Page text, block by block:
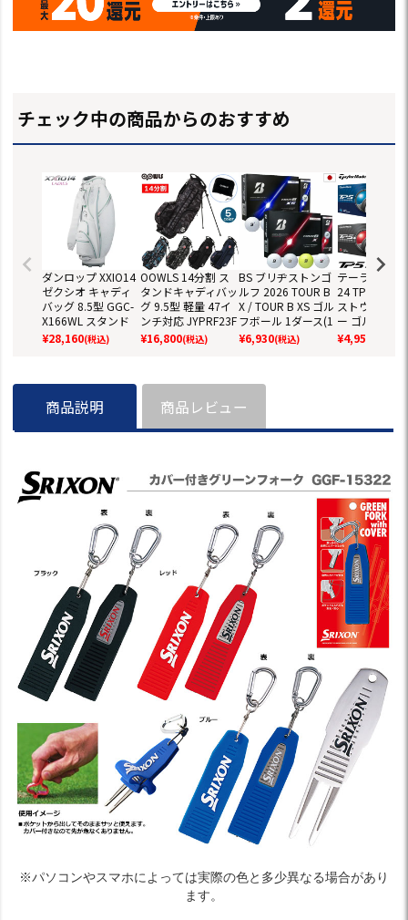
チェック中の商品からのおすすめ
ダンロップ XXIO14
ゼクシオ キャディ
バッグ 8.5型 GGC-
X166WL スタンド
バッグ レディース 2
026年モデル ダン
¥28,160(税込)
OOWLS 14分割 ス
タンドキャディバッ
グ 9.5型 軽量 47イ
ンチ対応 JYPRF23F
SB 【JYPER'Sオリ
ジナル商品】
¥16,800(税込)
BS ブリヂストンゴ
ルフ 2026 TOUR B
X / TOUR B XS ゴル
フボール 1ダース(1
2球入) ツアーB ゴ
ルフ 2026年モデル
¥6,930(税込)
テーラーメイ
24 TP5 TP5x
ストウレタン
ー ゴルフボー
ダース 全12
正規品
¥4,959
商品説明 商品レビュー
※パソコンやスマホによっては実際の色と多少異なる場合があり
ます。